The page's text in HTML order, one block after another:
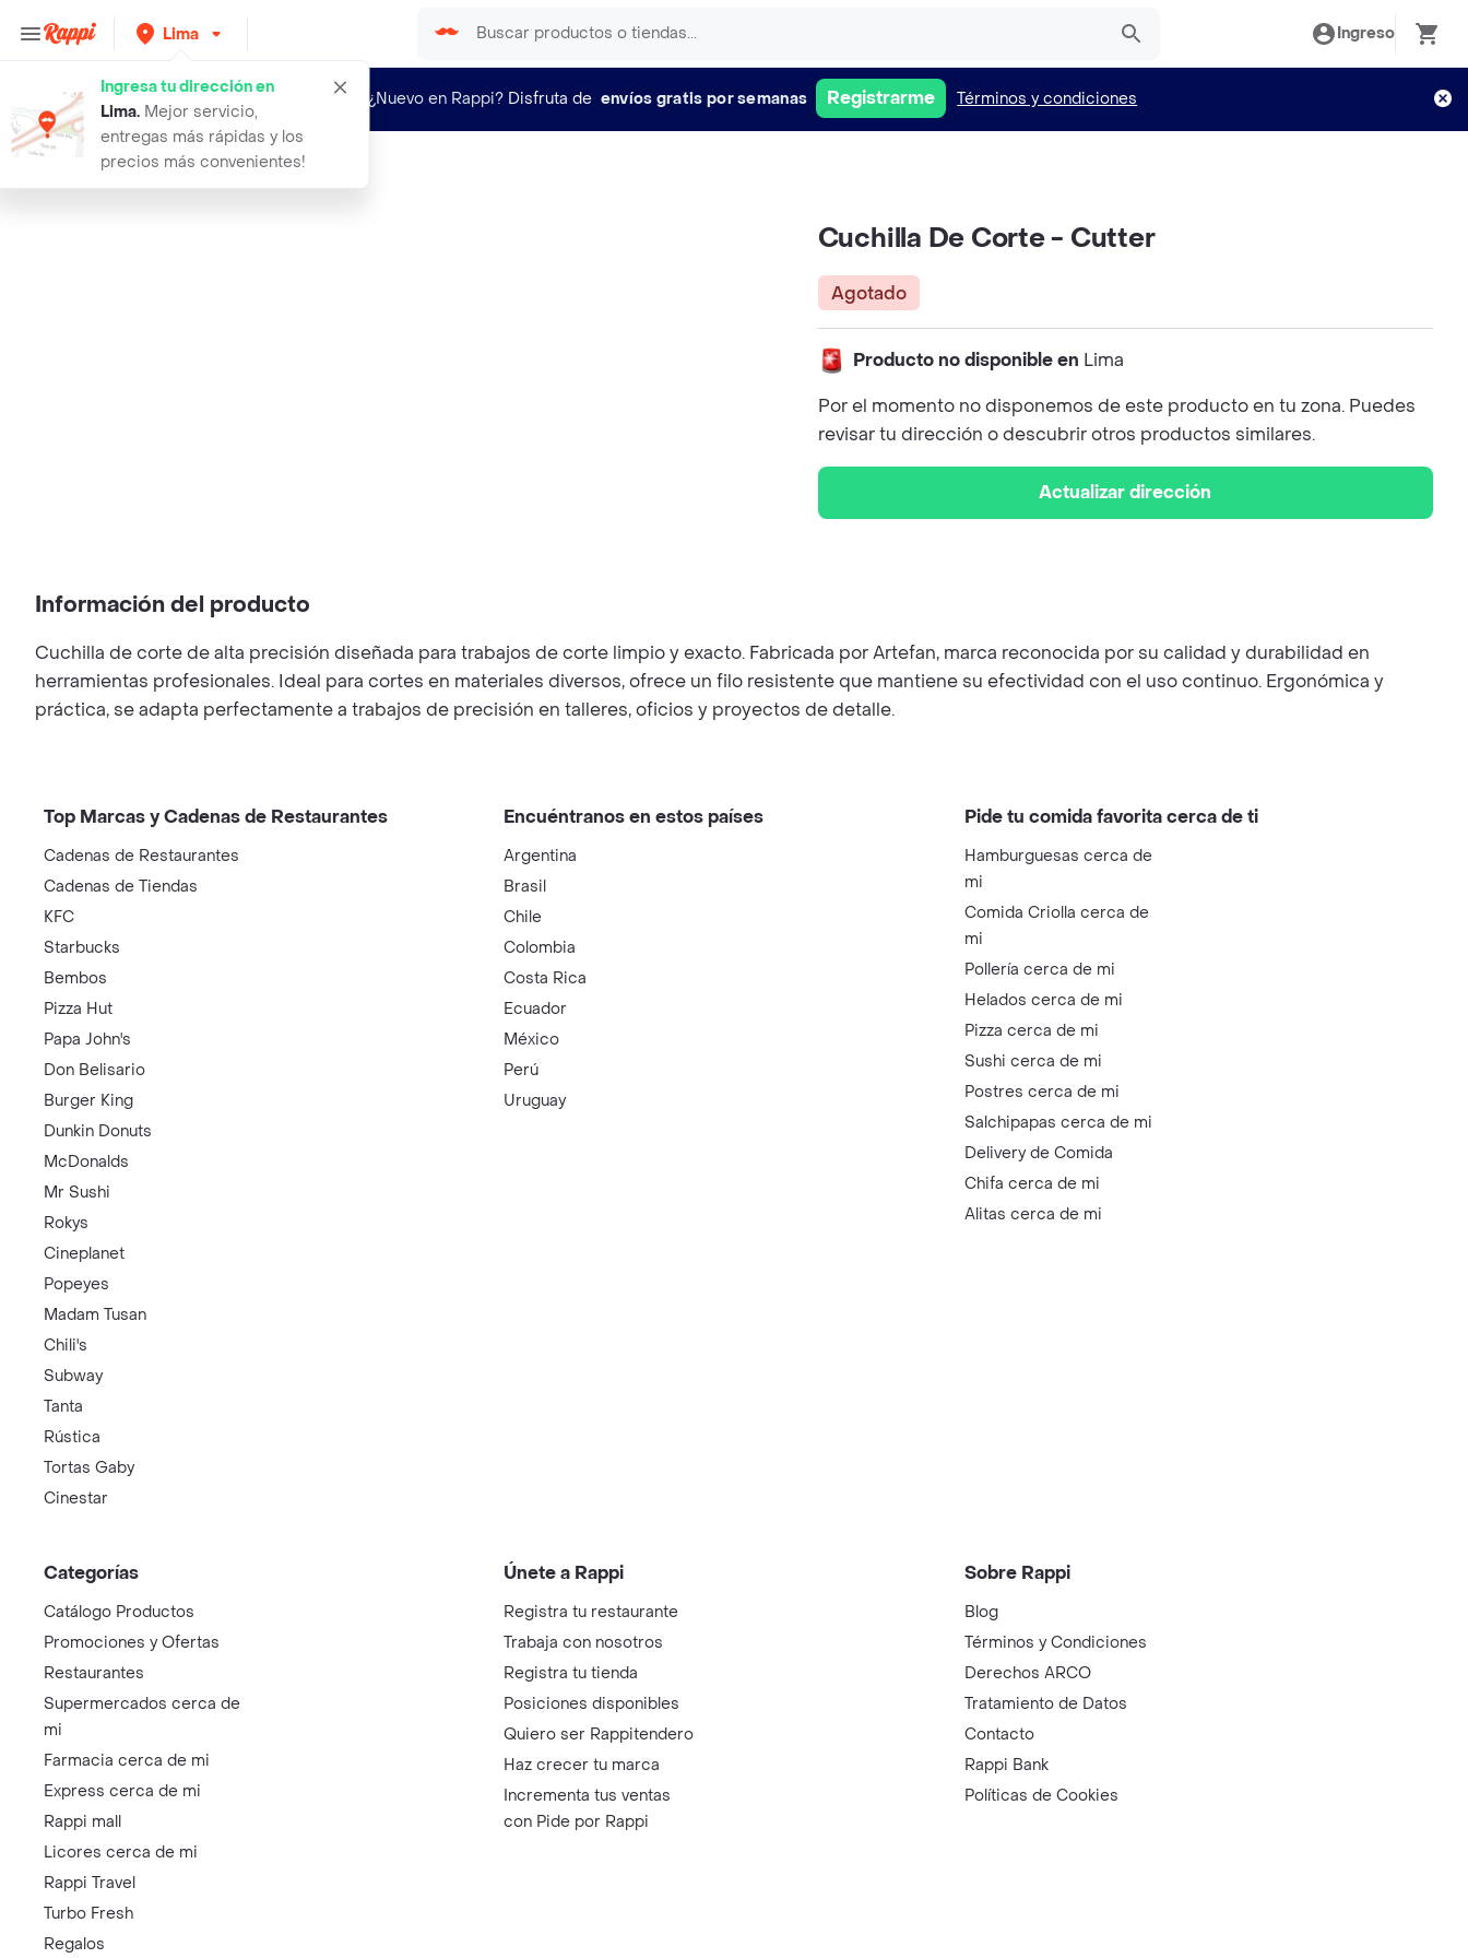
Lima
Ingresa tu dirección en
Lima. Mejor servicio,
entregas más rápidas y los
precios más convenientes!
Ingreso
¿Nuevo en Rappi? Disfruta de envíos gratis por semanas Registrarme Términos y condiciones
cuchilla de corte cutter
Cuchilla De Corte - Cutter
Agotado
Producto no disponible en Lima
Por el momento no disponemos de este producto en tu zona. Puedes
revisar tu dirección o descubrir otros productos similares.
Actualizar dirección
Información del producto
Cuchilla de corte de alta precisión diseñada para trabajos de corte limpio y exacto. Fabricada por Artefan, marca reconocida por su calidad y durabilidad en
herramientas profesionales. Ideal para cortes en materiales diversos, ofrece un filo resistente que mantiene su efectividad con el uso continuo. Ergonómica y
práctica, se adapta perfectamente a trabajos de precisión en talleres, oficios y proyectos de detalle.
Top Marcas y Cadenas de Restaurantes
Cadenas de Restaurantes
Cadenas de Tiendas
KFC
Starbucks
Bembos
Pizza Hut
Papa John's
Don Belisario
Burger King
Dunkin Donuts
McDonalds
Mr Sushi
Rokys
Cineplanet
Popeyes
Madam Tusan
Chili's
Subway
Tanta
Rústica
Tortas Gaby
Cinestar
Encuéntranos en estos países
Argentina
Brasil
Chile
Colombia
Costa Rica
Ecuador
México
Perú
Uruguay
Pide tu comida favorita cerca de ti
Hamburguesas cerca de
mi
Comida Criolla cerca de
mi
Pollería cerca de mi
Helados cerca de mi
Pizza cerca de mi
Sushi cerca de mi
Postres cerca de mi
Salchipapas cerca de mi
Delivery de Comida
Chifa cerca de mi
Alitas cerca de mi
Categorías
Catálogo Productos
Promociones y Ofertas
Restaurantes
Supermercados cerca de
mi
Farmacia cerca de mi
Express cerca de mi
Rappi mall
Licores cerca de mi
Rappi Travel
Turbo Fresh
Regalos
Únete a Rappi
Registra tu restaurante
Trabaja con nosotros
Registra tu tienda
Posiciones disponibles
Quiero ser Rappitendero
Haz crecer tu marca
Incrementa tus ventas
con Pide por Rappi
Sobre Rappi
Blog
Términos y Condiciones
Derechos ARCO
Tratamiento de Datos
Contacto
Rappi Bank
Políticas de Cookies